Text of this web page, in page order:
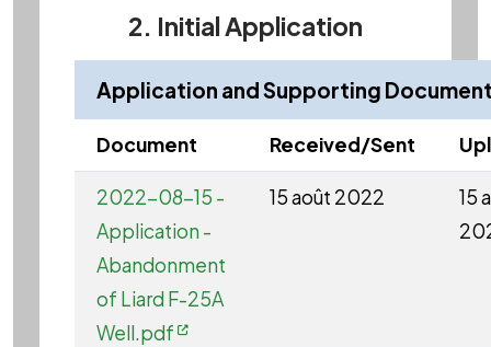
2. Initial Application
Application and Supporting
Document Received/Sent
2022-08-15 -
Application -
Abandonment
of Liard F-25A
Well.pdf
15 août 2022
15